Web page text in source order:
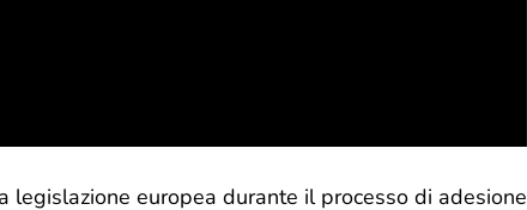
legislazione europea durante il processo di adesione